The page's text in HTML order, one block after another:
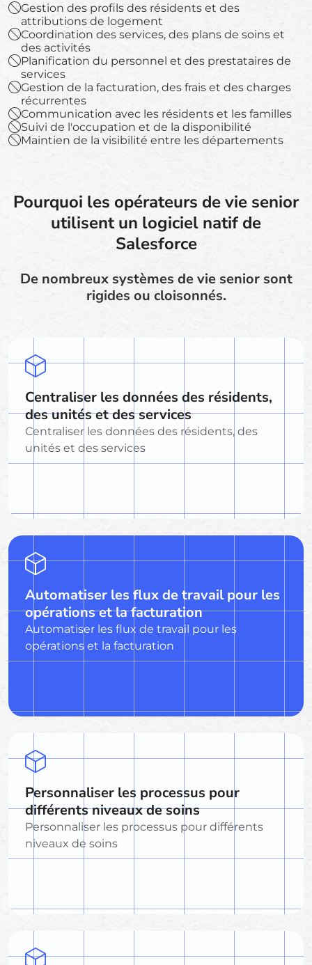
Gestion des profils des résidents et des
attributions de logement
Coordination des services, des plans de soins et
des activités
Planification du personnel et des prestataires de
services
Gestion de la facturation, des frais et des charges
récurrentes
Communication avec les résidents et les familles
Suivi de l'occupation et de la disponibilité
Maintien de la visibilité entre les départements
Pourquoi les opérateurs de vie senior
utilisent un logiciel natif de
Salesforce
De nombreux systèmes de vie senior sont
rigides ou cloisonnés.
Centraliser les données des résidents,
des unités et des services
Centraliser les données des résidents, des
unités et des services
Automatiser les flux de travail pour les
opérations et la facturation
Automatiser les flux de travail pour les
opérations et la facturation
Personnaliser les processus pour
différents niveaux de soins
Personnaliser les processus pour différents
niveaux de soins